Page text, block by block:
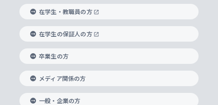
経済学部
外国語学部
総合グローバル学部
国際教養学部
身体知
思考と表現
データサイエンス
グローバル教育センター
上智大学で学ぶ
海外で学ぶ
学びのサポート
大学院
神学研究科
助産学専攻科
生涯学習
国際言語情報研究所
グローバル・コンサーン研究所
比較文化研究所
ヨーロッパ研究所
研究支援制度
重点領域研究・自由課題研究
研究活動に関する法令・研究費の使用について
ボランティア活動
学生の相談窓口
心身の健康相談
ハラスメント防止の取り組み
障がいのある学生への支援
キャリア形成サポート
キャリア形成支援プログラム
住まいのサポート
科目等履修生
研究生・外国人特別研究生・国費留学生
交換留学生(海外大学から上智大学で学ぶ)
ノンディグリー生
学長・副学長紹介
上智大学の精神
上智大学の理念
上智大学の沿革
ソフィア・アーカイブズ
グローバルエンゲージメント
上智大学を訪れた世界の知性
上智大学公式ソーシャルメディア
学校法人上智学院について
在学生・教職員の方
在学生の保証人の方
卒業生の方
メディア関係の方
一般・企業の方